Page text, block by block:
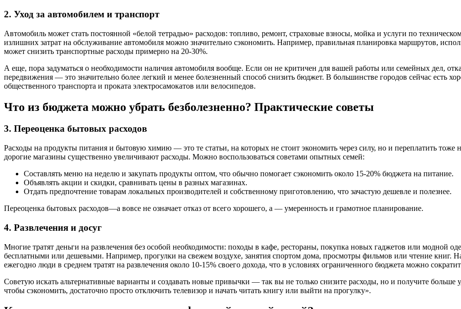
2. Уход за автомобилем и транспорт
Автомобиль может стать постоянной «белой тетрадью» расходов: топливо, ремонт, страховые взносы, мойка и услуги по
излишних затрат на обслуживание автомобиля можно значительно сэкономить. Например, правильная планировка маршрутов,
может снизить транспортные расходы примерно на 20-30%.
А еще, пора задуматься о необходимости наличия автомобиля вообще. Если он не критичен для вашей работы или семейных дел,
передвижения — это значительно более легкий и менее болезненный способ снизить бюджет. В большинстве городов сейчас есть
общественного транспорта и проката электросамокатов или велосипедов.
Что из бюджета можно убрать безболезненно? Практические советы
3. Переоценка бытовых расходов
Расходы на продукты питания и бытовую химию — это те статьи, на которых не стоит экономить через силу, но и переплатить
дорогие магазины существенно увеличивают расходы. Можно воспользоваться советами опытных семей:
Составлять меню на неделю и закупать продукты оптом, что обычно помогает сэкономить около 15-20% бюджета на питание.
Объявлять акции и скидки, сравнивать цены в разных магазинах.
Отдать предпочтение товарам локальных производителей и собственному приготовлению, что зачастую дешевле и полезнее.
Переоценка бытовых расходов—a вовсе не означает отказ от всего хорошего, а — умеренность и грамотное планирование.
4. Развлечения и досуг
Многие тратят деньги на развлечения без особой необходимости: походы в кафе, рестораны, покупка новых гаджетов или модной
бесплатными или дешевыми. Например, прогулки на свежем воздухе, занятия спортом дома, просмотры фильмов или чтение книг. На
ежегодно люди в среднем тратят на развлечения около 10-15% своего дохода, что в условиях ограниченного бюджета можно
Советую искать альтернативные варианты и создавать новые привычки — так вы не только снизите расходы, но и получите больше
чтобы сэкономить, достаточно просто отключить телевизор и начать читать книгу или выйти на прогулку».